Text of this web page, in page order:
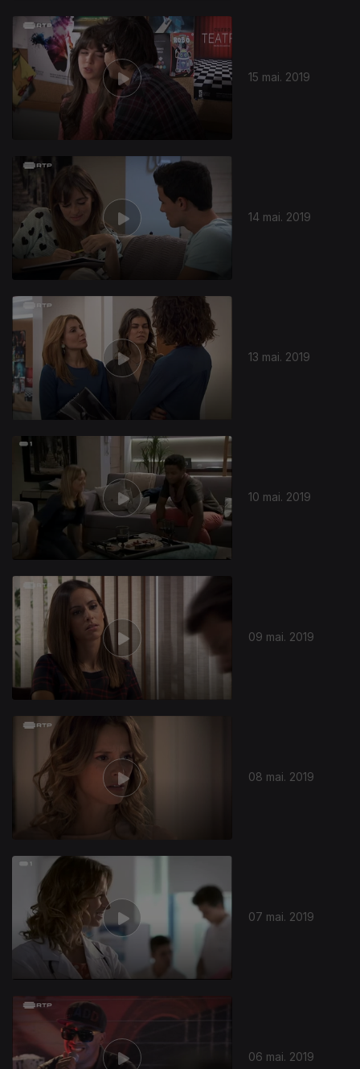
15 mai. 2019
14 mai. 2019
13 mai. 2019
10 mai. 2019
09 mai. 2019
08 mai. 2019
405593
07 mai. 2019
06 mai. 2019